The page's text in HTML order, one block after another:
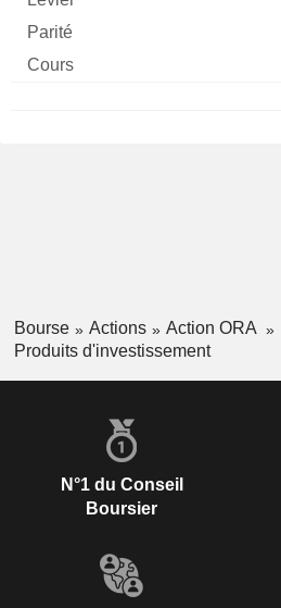
Bourse Actions Action ORA
Produits d'investissement
N°1 du Conseil
Boursier